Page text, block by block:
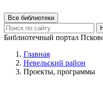
Все библиотеки
Библиотечный портал
Главная
Невельский район
Проекты, программы